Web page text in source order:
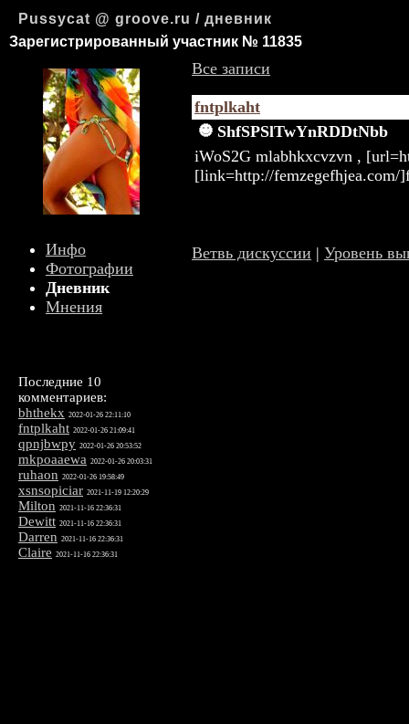
Pussycat @ groove.ru / дневник
Зарегистрированный участник № 11835
Инфо
Фотографии
Дневник
Мнения
Последние 10
комментариев:
bhthekx 2022-01-26 22:11:10
fntplkaht 2022-01-26 21:09:41
qpnjbwpy 2022-01-26 20:53:52
mkpoaaewa 2022-01-26 20:03:31
ruhaon 2022-01-26 19:58:49
xsnsopiciar 2021-11-19 12:20:29
Milton 2021-11-16 22:36:31
Dewitt 2021-11-16 22:36:31
Darren 2021-11-16 22:36:31
Claire 2021-11-16 22:36:31
Все записи
fntplkaht
ShfSPSlTwYnRDDtNbb
iWoS2G mlabhkxcvzvn ,
[link=http://
Ветвь дискуссии | Уровень